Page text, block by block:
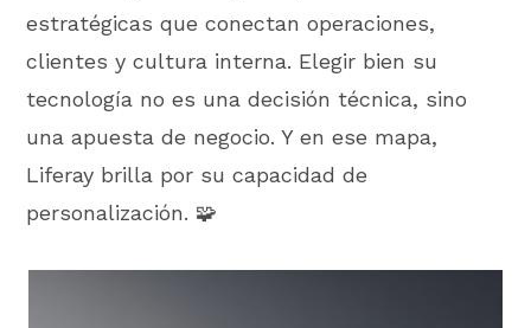
estratégicas que conectan operaciones,
clientes y cultura interna. Elegir bien su
tecnología no es una decisión técnica, sino
una apuesta de negocio. Y en ese mapa,
Liferay brilla por su capacidad de
personalización. 🧩